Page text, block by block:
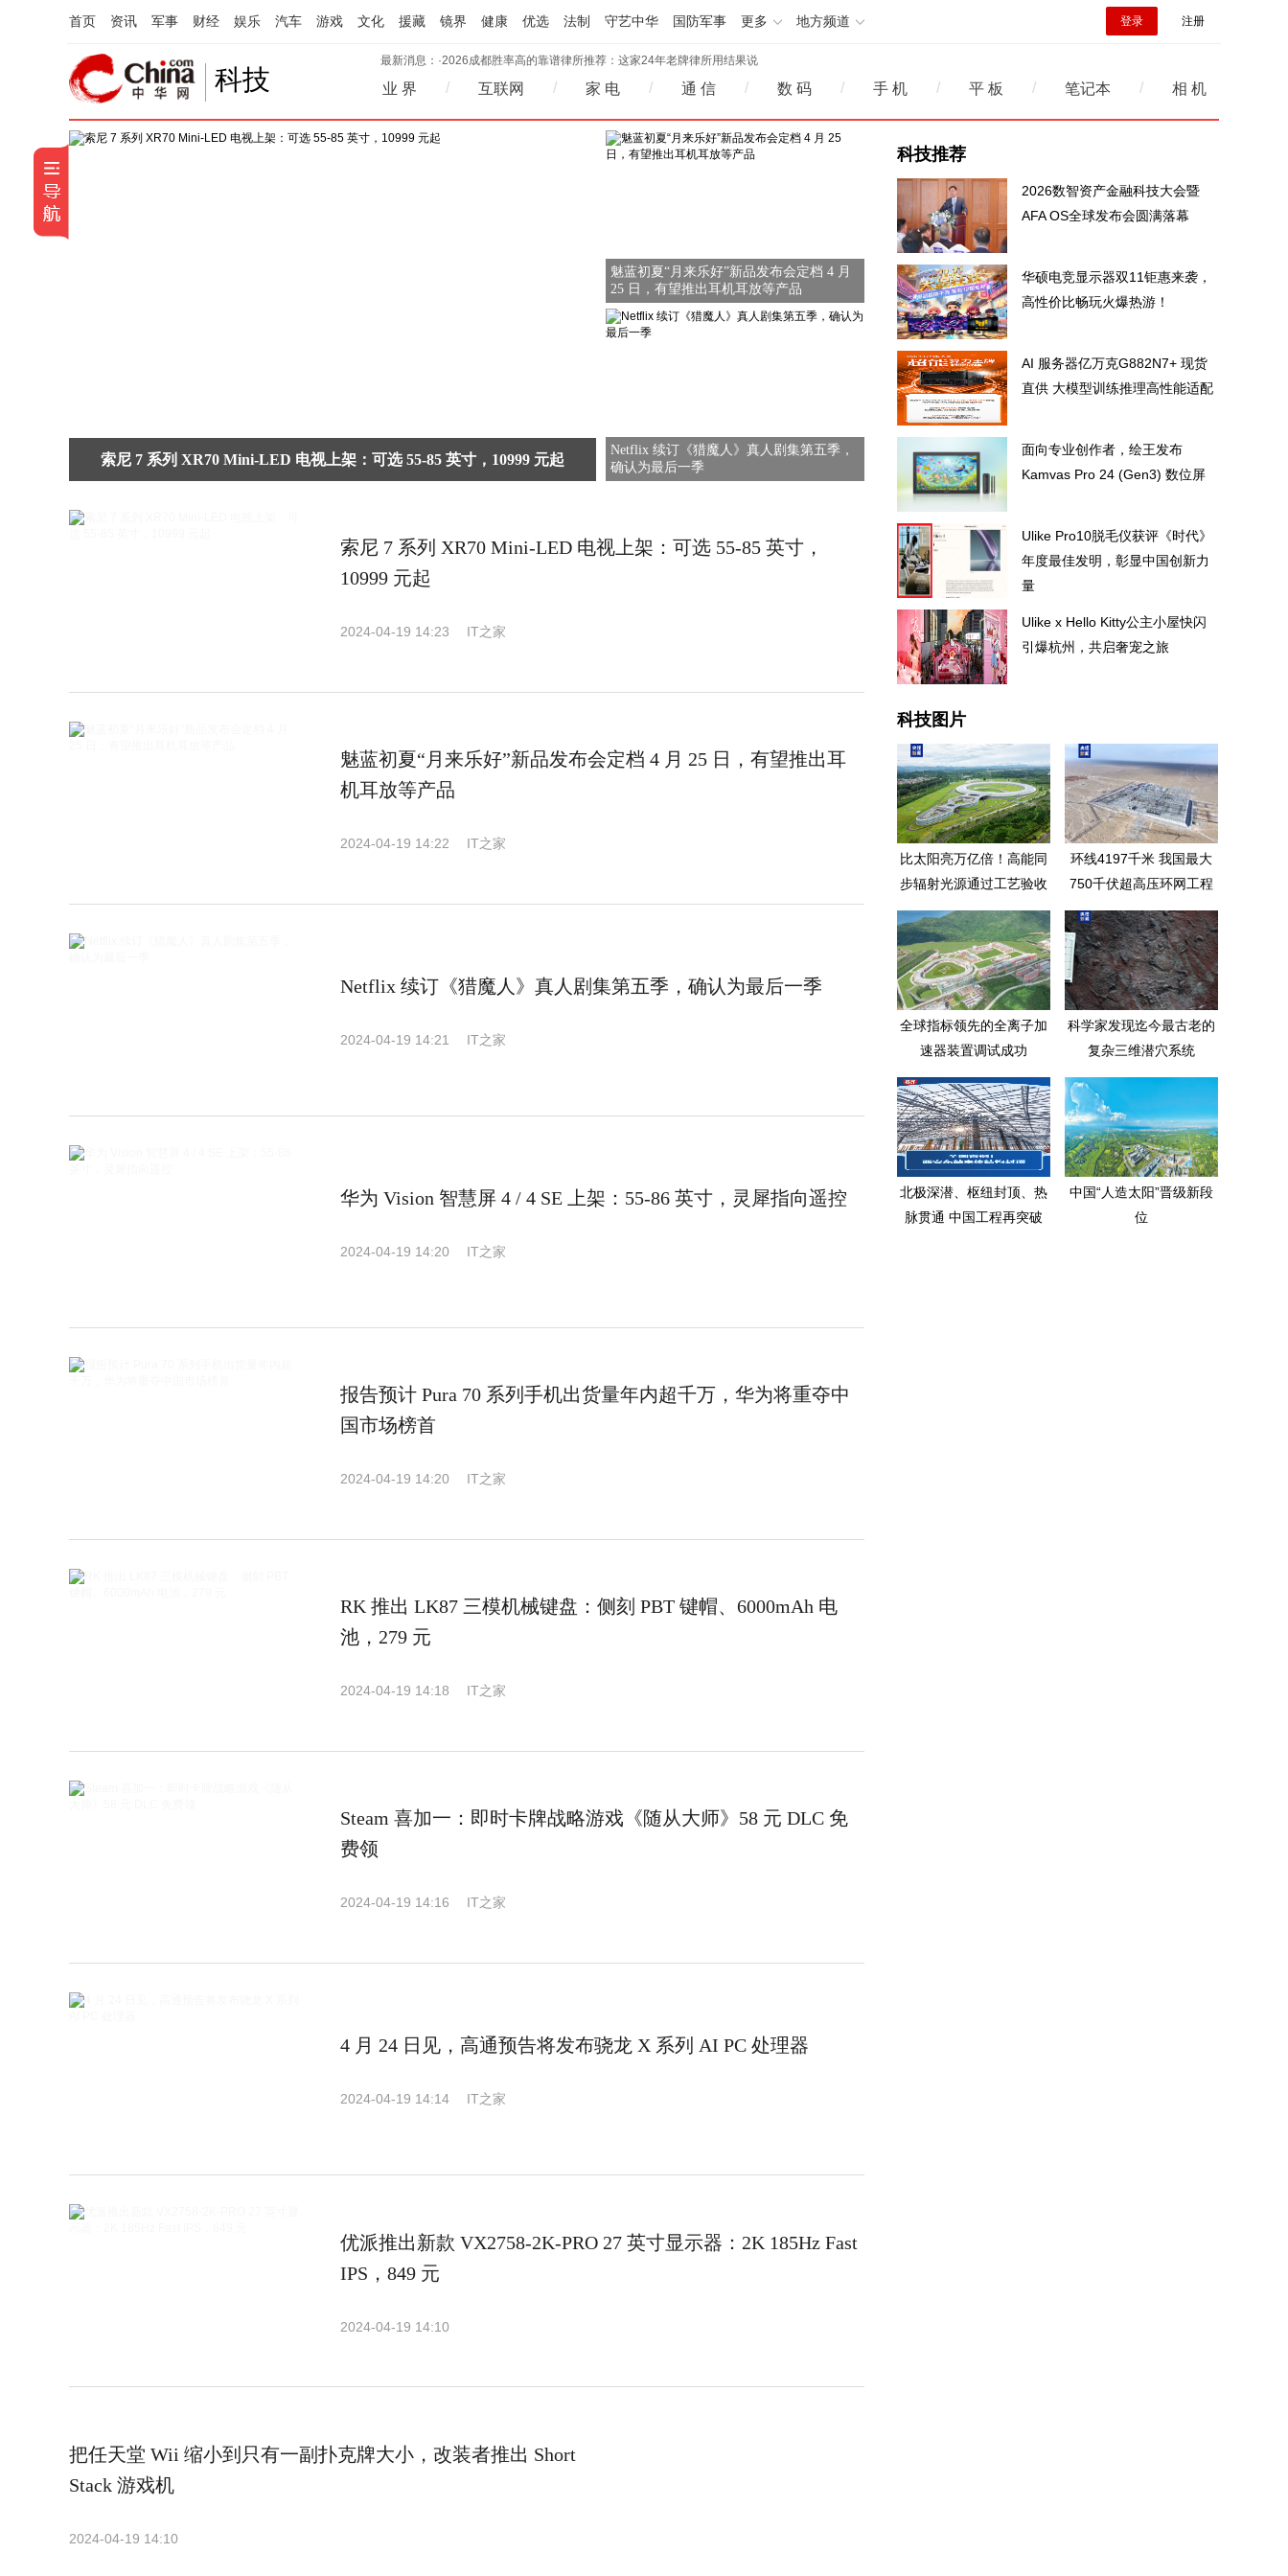
首页 资讯 军事 财经 娱乐 汽车 游戏 文化 援藏 镜界 健康 优选 法制 守艺中华 国防军事 更多 地方频道 登录 注册
科技
最新消息： ·2026成都胜率高的靠谱律所推荐：这家24年老牌律所用结果说
话
2026-05-11 16:42
携手新华网：PureblueAI清蓝技术底座支撑“新华GEO智能体平
系方式
·
2026 年 5 月劳力士官方售后网点大盘点｜实地核验 + 地址电话全
潜入劳力士官方售后中心：流程 / 价格 / 时效揭秘 附最新网点信
潜入劳力士官方售后中心：流程 / 价格 / 时效揭秘 附最新网点信
业 界 / 互联网 / 家 电 / 通 信 / 数 码 / 手 机 / 平 板 / 笔记本 / 相 机
索尼 7 系列 XR70 Mini-LED 电视上架：可选 55-85 英寸，10999 元起
魅蓝初夏“月来乐好”新品发布会定档 4 月
25 日，有望推出耳机耳放等产品
Netflix 续订《猎魔人》真人剧集第五季，
确认为最后一季
索尼 7 系列 XR70 Mini-LED 电视上架：可选 55-85 英寸，
10999 元起
2024-04-19 14:23 IT之家
魅蓝初夏“月来乐好”新品发布会定档 4 月 25 日，有望推出耳
机耳放等产品
2024-04-19 14:22 IT之家
Netflix 续订《猎魔人》真人剧集第五季，确认为最后一季
2024-04-19 14:21 IT之家
华为 Vision 智慧屏 4 / 4 SE 上架：55-86 英寸，灵犀指向遥控
2024-04-19 14:20 IT之家
报告预计 Pura 70 系列手机出货量年内超千万，华为将重夺中
国市场榜首
2024-04-19 14:20 IT之家
RK 推出 LK87 三模机械键盘：侧刻 PBT 键帽、6000mAh 电
池，279 元
2024-04-19 14:18 IT之家
Steam 喜加一：即时卡牌战略游戏《随从大师》58 元 DLC 免
费领
2024-04-19 14:16 IT之家
4 月 24 日见，高通预告将发布骁龙 X 系列 AI PC 处理器
2024-04-19 14:14 IT之家
优派推出新款 VX2758-2K-PRO 27 英寸显示器：2K 185Hz Fast
IPS，849 元
2024-04-19 14:10
把任天堂 Wii 缩小到只有一副扑克牌大小，改装者推出 Short
Stack 游戏机
2024-04-19 14:10
科技推荐
2026数智资产金融科技大会暨
AFA OS全球发布会圆满落幕
华硕电竞显示器双11钜惠来袭，
高性价比畅玩火爆热游！
AI 服务器亿万克G882N7+ 现货
直供 大模型训练推理高性能适配
面向专业创作者，绘王发布
Kamvas Pro 24 (Gen3) 数位屏
Ulike Pro10脱毛仪获评《时代》
年度最佳发明，彰显中国创新力
量
Ulike x Hello Kitty公主小屋快闪
引爆杭州，共启奢宠之旅
科技图片
比太阳亮万亿倍！高能同
步辐射光源通过工艺验收
环线4197千米 我国最大
750千伏超高压环网工程
正式投运
全球指标领先的全离子加
速器装置调试成功
科学家发现迄今最古老的
复杂三维潜穴系统
北极深潜、枢纽封顶、热
脉贯通 中国工程再突破
中国“人造太阳”晋级新段
位